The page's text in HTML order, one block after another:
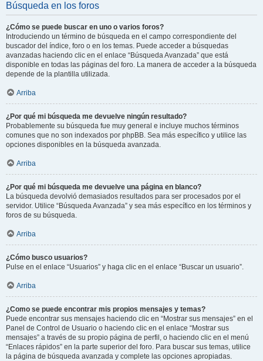
Búsqueda en los foros
¿Cómo se puede buscar en uno o varios foros?
Introduciendo un término de búsqueda en el campo correspondiente del
buscador del índice, foro o en los temas. Puede acceder a búsquedas
avanzadas haciendo clic en el enlace “Búsqueda Avanzada” que está
disponible en todas las páginas del foro. La manera de acceder a la búsqueda
depende de la plantilla utilizada.
Arriba
¿Por qué mi búsqueda me devuelve ningún resultado?
Probablemente su búsqueda fue muy general e incluye muchos términos
comunes que no son indexados por phpBB. Sea más específico y utilice las
opciones disponibles en la búsqueda avanzada.
Arriba
¿Por qué mi búsqueda me devuelve una página en blanco?
La búsqueda devolvió demasiados resultados para ser procesados por el
servidor. Utilice “Búsqueda Avanzada” y sea más específico en los términos y
foros de su búsqueda.
Arriba
¿Cómo busco usuarios?
Pulse en el enlace “Usuarios” y haga clic en el enlace “Buscar un usuario”.
Arriba
¿Como se puede encontrar mis propios mensajes y temas?
Puede encontrar sus mensajes haciendo clic en “Mostrar sus mensajes” en el
Panel de Control de Usuario o haciendo clic en el enlace “Mostrar sus
mensajes” a través de su propio página de perfil, o haciendo clic en el menú
“Enlaces rápidos” en la parte superior del foro. Para buscar sus temas, utilice
la página de búsqueda avanzada y complete las opciones apropiadas.